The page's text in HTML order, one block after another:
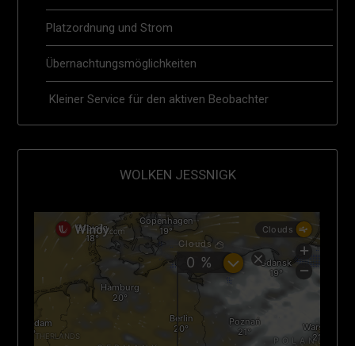
Platzordnung und Strom
Übernachtungsmöglichkeiten
Kleiner Service für den aktiven Beobachter
WOLKEN JESSNIGK